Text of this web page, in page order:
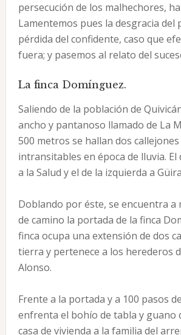
persecución de los malhechores,
Lamentemos pues la desgracia del
pérdida del confidente, caso que
fuera; y pasemos al relato del
La finca Domínguez.
Saliendo de la población de
ancho y pantanoso llamado de La
500 metros se hallan dos
intransitables en época de lluvia. El
a la Salud y el de la izquierda a
Doblando por éste, se encuentra a
de camino la portada de la finca
finca ocupa una extensión de dos
tierra y pertenece a los herederos
Alonso.
Frente a la portada y a 100 pasos
enfrenta el bohío de tabla y guano
casa de vivienda a la familia del